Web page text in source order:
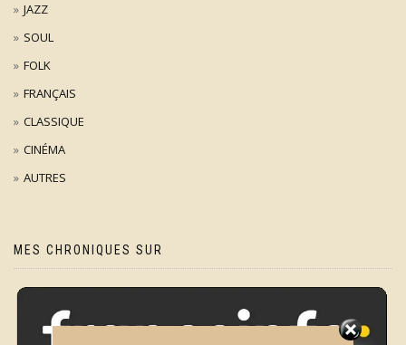
JAZZ
SOUL
FOLK
FRANÇAIS
CLASSIQUE
CINÉMA
AUTRES
MES CHRONIQUES SUR